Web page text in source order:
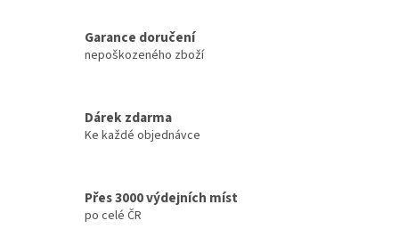
Garance doručení
nepoškozeného zboží
Dárek zdarma
Ke každé objednávce
Přes 3000 výdejních míst
po celé ČR